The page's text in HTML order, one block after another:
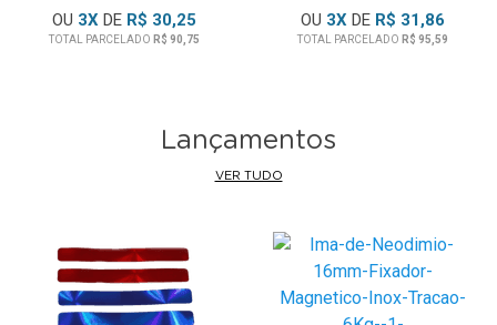
OU 3X DE R$ 30,25
TOTAL PARCELADO R$ 90,75
OU 3X DE R$ 31,86
TOTAL PARCELADO R$ 95,59
Lançamentos
VER TUDO